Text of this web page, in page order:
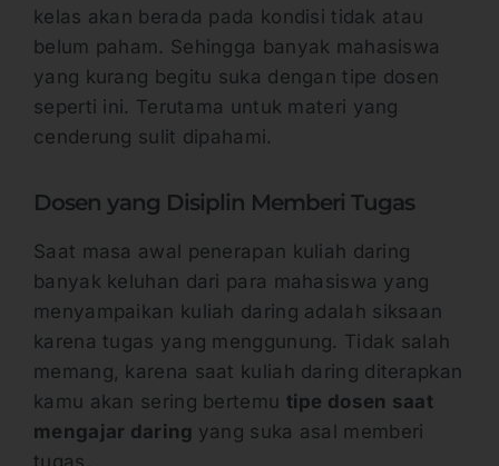
kelas akan berada pada kondisi tidak atau
belum paham. Sehingga banyak mahasiswa
yang kurang begitu suka dengan tipe dosen
seperti ini. Terutama untuk materi yang
cenderung sulit dipahami.
Dosen yang Disiplin Memberi Tugas
Saat masa awal penerapan kuliah daring
banyak keluhan dari para mahasiswa yang
menyampaikan kuliah daring adalah siksaan
karena tugas yang menggunung. Tidak salah
memang, karena saat kuliah daring diterapkan
kamu akan sering bertemu tipe dosen saat
mengajar daring yang suka asal memberi